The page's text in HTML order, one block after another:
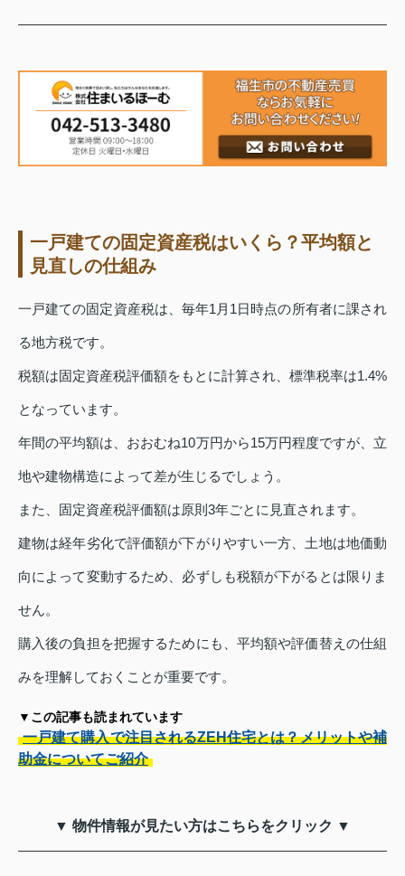
一戸建ての固定資産税はいくら？平均額と
見直しの仕組み
一戸建ての固定資産税は、毎年1月1日時点の所有者に課され
る地方税です。
税額は固定資産税評価額をもとに計算され、標準税率は1.4%
となっています。
年間の平均額は、おおむね10万円から15万円程度ですが、立
地や建物構造によって差が生じるでしょう。
また、固定資産税評価額は原則3年ごとに見直されます。
建物は経年劣化で評価額が下がりやすい一方、土地は地価動
向によって変動するため、必ずしも税額が下がるとは限りま
せん。
購入後の負担を把握するためにも、平均額や評価替えの仕組
みを理解しておくことが重要です。
▼この記事も読まれています
一戸建て購入で注目されるZEH住宅とは？メリットや補
助金についてご紹介
▼ 物件情報が見たい方はこちらをクリック ▼